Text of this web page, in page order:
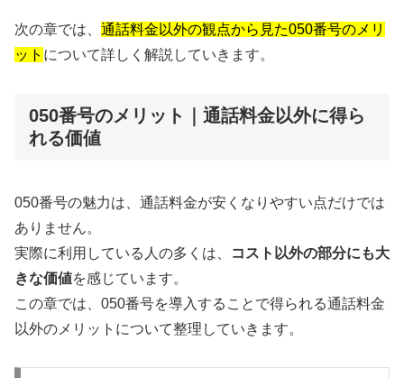
次の章では、 通話料金以外の観点から見た050番号のメリ
ット について詳しく解説していきます。
050番号のメリット｜通話料金以外に得ら
れる価値
050番号の魅力は、通話料金が安くなりやすい点だけでは
ありません。
実際に利用している人の多くは、
コスト以外の部分にも大
きな価値を感じています。
この章では、050番号を導入することで得られる通話料金
以外のメリットについて整理していきます。